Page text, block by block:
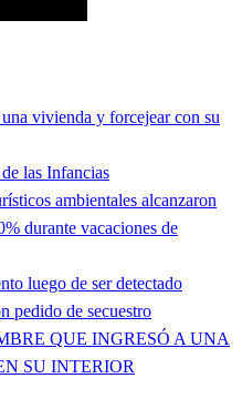
vivienda y forcejear con su
las Infancias
ambientales alcanzaron
durante vacaciones de
luego de ser detectado
pedido de secuestro
QUE INGRESÓ A UNA
SU INTERIOR